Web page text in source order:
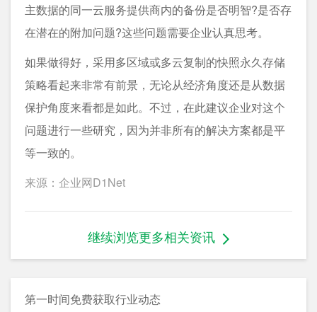
主数据的同一云服务提供商内的备份是否明智?是否存
在潜在的附加问题?这些问题需要企业认真思考。
如果做得好，采用多区域或多云复制的快照永久存储
策略看起来非常有前景，无论从经济角度还是从数据
保护角度来看都是如此。不过，在此建议企业对这个
问题进行一些研究，因为并非所有的解决方案都是平
等一致的。
来源：企业网D1Net
继续浏览更多相关资讯
第一时间免费获取行业动态